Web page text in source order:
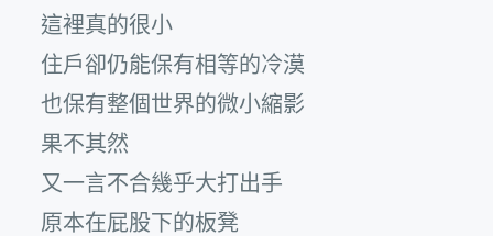
這裡真的很小
住戶卻仍能保有相等的冷漠
也保有整個世界的微小縮影
果不其然
又一言不合幾乎大打出手
原本在屁股下的板凳